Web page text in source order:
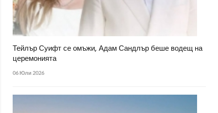
Тейлър Суифт се омъжи, Адам Сандлър беше водещ на
церемонията
06 Юли 2026